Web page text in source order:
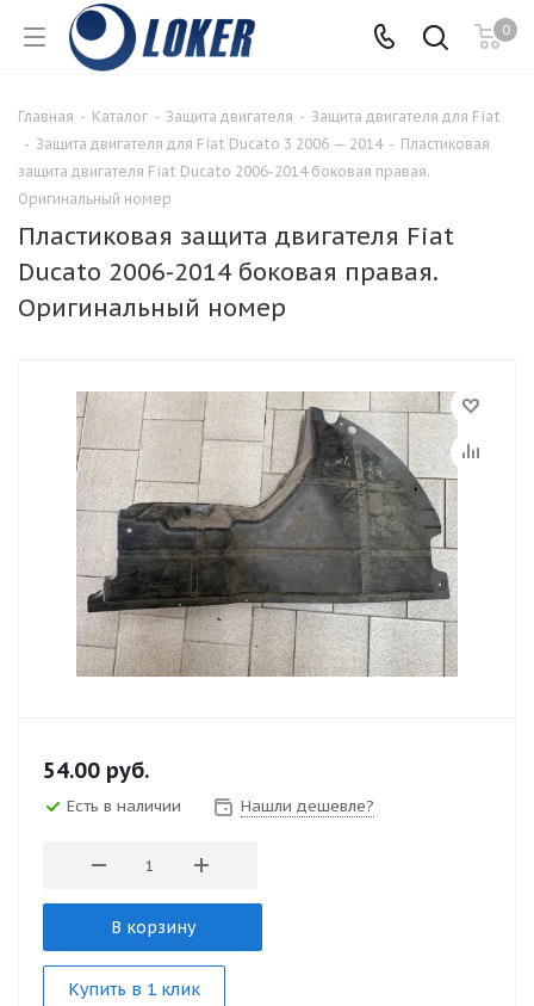
0
Главная - Каталог - Защита двигателя - Защита двигателя для Fiat
- Защита двигателя для Fiat Ducato 3 2006 — 2014 - Пластиковая
защита двигателя Fiat Ducato 2006-2014 боковая правая.
Оригинальный номер
Пластиковая защита двигателя Fiat
Ducato 2006-2014 боковая правая.
Оригинальный номер
54.00 руб.
Есть в наличии Нашли дешевле?
В корзину
Купить в 1 клик